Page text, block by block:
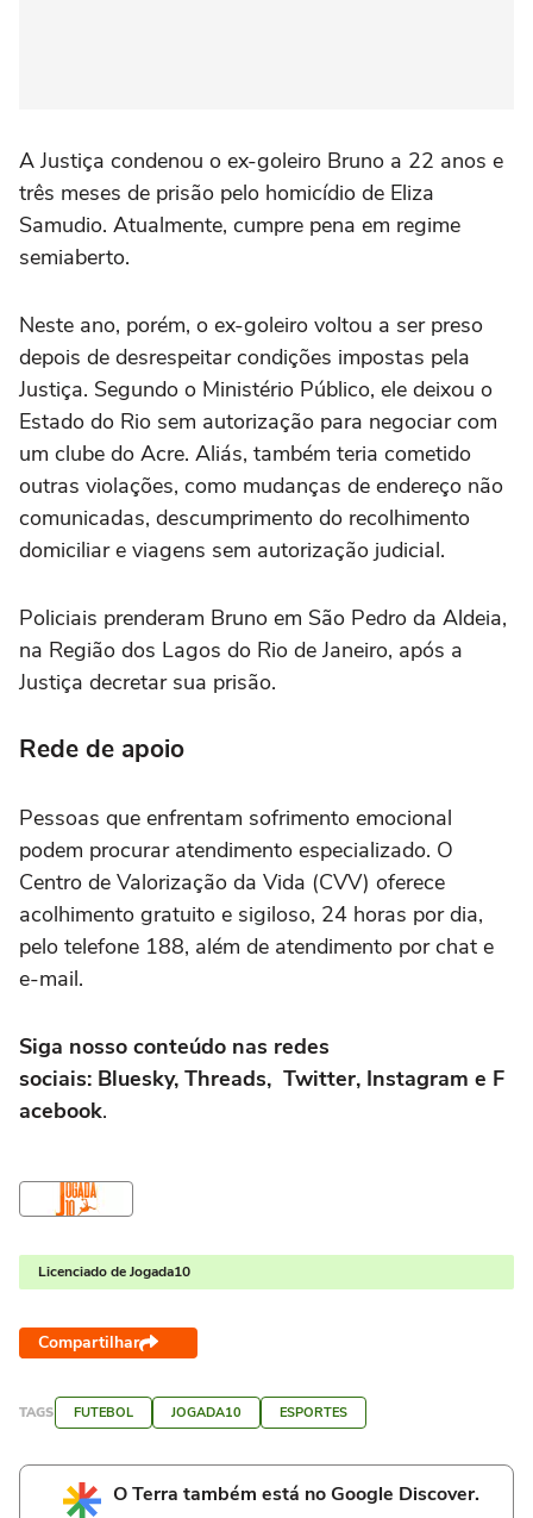
A Justiça condenou o ex-goleiro Bruno a 22 anos e
três meses de prisão pelo homicídio de Eliza
Samudio. Atualmente, cumpre pena em regime
semiaberto.
Neste ano, porém, o ex-goleiro voltou a ser preso
depois de desrespeitar condições impostas pela
Justiça. Segundo o Ministério Público, ele deixou o
Estado do Rio sem autorização para negociar com
um clube do Acre. Aliás, também teria cometido
outras violações, como mudanças de endereço não
comunicadas, descumprimento do recolhimento
domiciliar e viagens sem autorização judicial.
Policiais prenderam Bruno em São Pedro da Aldeia,
na Região dos Lagos do Rio de Janeiro, após a
Justiça decretar sua prisão.
Rede de apoio
Pessoas que enfrentam sofrimento emocional
podem procurar atendimento especializado. O
Centro de Valorização da Vida (CVV) oferece
acolhimento gratuito e sigiloso, 24 horas por dia,
pelo telefone 188, além de atendimento por chat e
e-mail.
Siga nosso conteúdo nas redes
sociais: Bluesky, Threads, Twitter, Instagram e F
acebook.
Licenciado de Jogada10
Compartilhar
TAGS FUTEBOL JOGADA10 ESPORTES
O Terra também está no Google Discover.